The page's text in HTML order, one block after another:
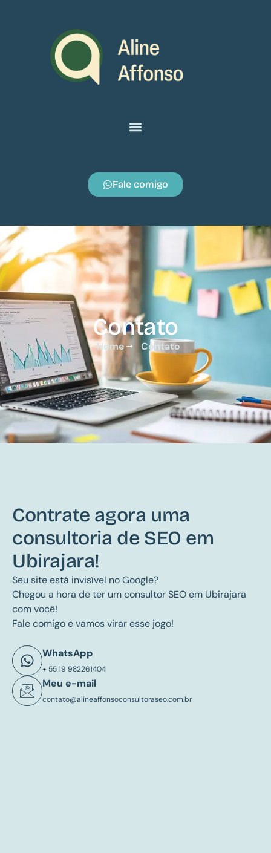
Fale comigo
Contato
Home Contato
Contrate agora uma
consultoria de SEO em
Ubirajara!
Seu site está invisível no Google?
Chegou a hora de ter um consultor SEO em Ubirajara
com você!
Fale comigo e vamos virar esse jogo!
WhatsApp
+ 55 19 982261404
Meu e-mail
contato@alineaffonsoconsultoraseo.com.br